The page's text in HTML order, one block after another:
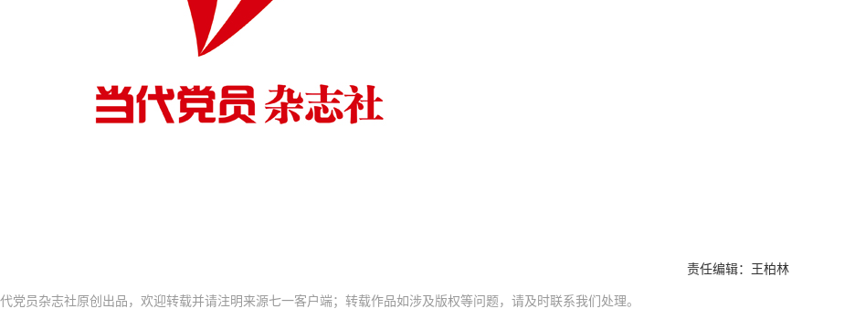
责任编辑： 王柏林
党员杂志社原创出品，欢迎转载并请注明来源七一客户端；转载作品如涉及版权等问题，请及时联系我们处理。